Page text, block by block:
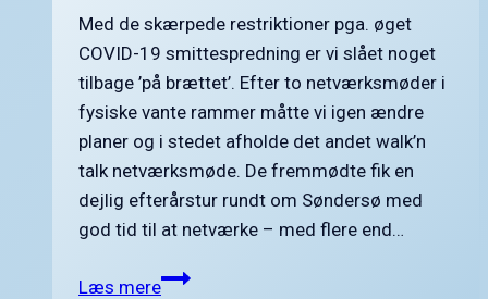
Med de skærpede restriktioner pga. øget
COVID-19 smittespredning er vi slået noget
tilbage ’på brættet’. Efter to netværksmøder i
fysiske vante rammer måtte vi igen ændre
planer og i stedet afholde det andet walk’n
talk netværksmøde. De fremmødte fik en
dejlig efterårstur rundt om Søndersø med
god tid til at netværke – med flere end…
Læs mereFuresø